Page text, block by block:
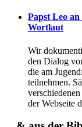
Papst Leo
Wortlaut
Wir
den Dialog
die am
teilnehmen.
der Webseite